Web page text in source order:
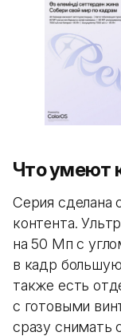
Что умеют
Серия сделана
контента.
на 50 Мп с
в кадр
также есть
с готовыми
сразу снимать